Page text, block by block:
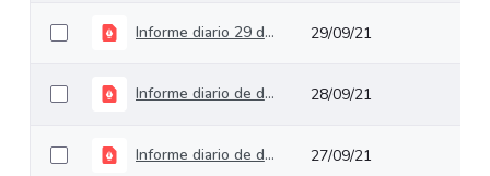
Informe diario 29 de septiembre de 2021 29/09/21
Informe diario de deuda pública del 28 de septiembre de 2021 28/09/21
Informe diario de deuda pública del 27 de septiembre de 2021 27/09/21